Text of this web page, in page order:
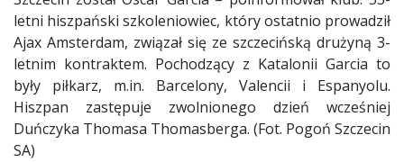
letni hiszpański szkoleniowiec, który ostatnio prowadził
Ajax Amsterdam, związał się ze szczecińską drużyną 3-
letnim kontraktem. Pochodzący z Katalonii Garcia to
były piłkarz, m.in. Barcelony, Valencii i Espanyolu.
Hiszpan zastępuje zwolnionego dzień wcześniej
Duńczyka Thomasa Thomasberga. (Fot. Pogoń Szczecin
SA)